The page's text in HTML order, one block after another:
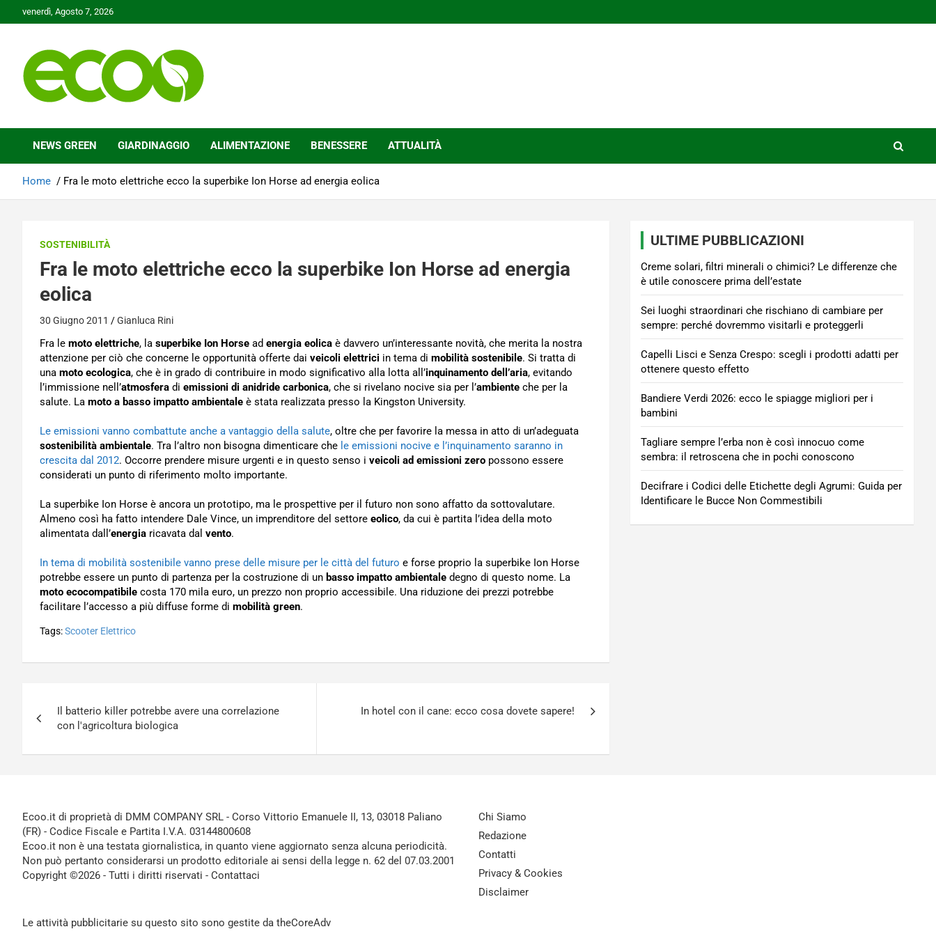
to
venerdì, Agosto 7, 2026
Ecoo.it
NEWS GREEN GIARDINAGGIO ALIMENTAZIONE BENESSERE ATTUALITÀ
Home Fra le moto elettriche ecco la superbike Ion Horse ad energia eolica
SOSTENIBILITÀ
Fra le moto elettriche ecco la superbike Ion Horse ad energia
eolica
30 Giugno 2011 Gianluca Rini
Fra le moto elettriche, la superbike Ion Horse ad energia eolica è davvero un’interessante novità, che merita la nostra
attenzione per ciò che concerne le opportunità offerte dai veicoli elettrici in tema di mobilità sostenibile. Si tratta di
una moto ecologica, che è in grado di contribuire in modo significativo alla lotta all’inquinamento dell’aria, evitando
l’immissione nell’atmosfera di emissioni di anidride carbonica, che si rivelano nocive sia per l’ambiente che per la
salute. La moto a basso impatto ambientale è stata realizzata presso la Kingston University.
Le emissioni vanno combattute anche a vantaggio della salute, oltre che per favorire la messa in atto di un’adeguata
sostenibilità ambientale. Tra l’altro non bisogna dimenticare che le emissioni nocive e l’inquinamento saranno in
crescita dal 2012. Occorre prendere misure urgenti e in questo senso i veicoli ad emissioni zero possono essere
considerati un punto di riferimento molto importante.
La superbike Ion Horse è ancora un prototipo, ma le prospettive per il futuro non sono affatto da sottovalutare.
Almeno così ha fatto intendere Dale Vince, un imprenditore del settore eolico, da cui è partita l’idea della moto
alimentata dall’energia ricavata dal vento.
In tema di mobilità sostenibile vanno prese delle misure per le città del futuro e forse proprio la superbike Ion Horse
potrebbe essere un punto di partenza per la costruzione di un basso impatto ambientale degno di questo nome. La
moto ecocompatibile costa 170 mila euro, un prezzo non proprio accessibile. Una riduzione dei prezzi potrebbe
facilitare l’accesso a più diffuse forme di mobilità green.
Tags:Scooter Elettrico
articoli
Il batterio killer potrebbe avere una correlazione
con l'agricoltura biologica
In hotel con il cane: ecco cosa dovete sapere!
ULTIME PUBBLICAZIONI
Creme solari, filtri minerali o chimici? Le differenze che
è utile conoscere prima dell’estate
Sei luoghi straordinari che rischiano di cambiare per
sempre: perché dovremmo visitarli e proteggerli
Capelli Lisci e Senza Crespo: scegli i prodotti adatti per
ottenere questo effetto
Bandiere Verdi 2026: ecco le spiagge migliori per i
bambini
Tagliare sempre l’erba non è così innocuo come
sembra: il retroscena che in pochi conoscono
Decifrare i Codici delle Etichette degli Agrumi: Guida per
Identificare le Bucce Non Commestibili
Ecoo.it di proprietà di DMM COMPANY SRL - Corso Vittorio Emanuele II, 13, 03018 Paliano
(FR) - Codice Fiscale e Partita I.V.A. 03144800608
Ecoo.it non è una testata giornalistica, in quanto viene aggiornato senza alcuna periodicità.
Non può pertanto considerarsi un prodotto editoriale ai sensi della legge n. 62 del 07.03.2001
Copyright ©2026 - Tutti i diritti riservati - Contattaci
Le attività pubblicitarie su questo sito sono gestite da theCoreAdv
Chi Siamo
Redazione
Contatti
Privacy & Cookies
Disclaimer